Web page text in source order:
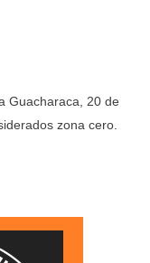
Guacharaca, 20 de
zona cero.